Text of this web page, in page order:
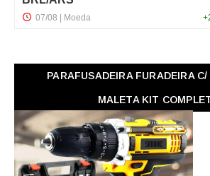
PARAFUSADEIRA FURADEIRA
MALETA KIT